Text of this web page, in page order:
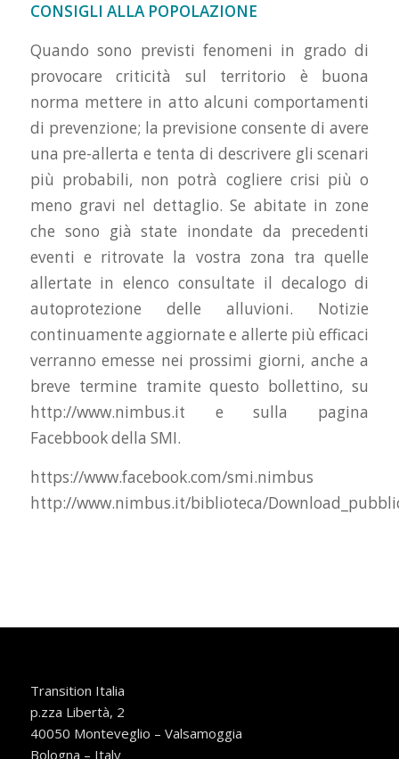
CONSIGLI ALLA POPOLAZIONE
Quando sono previsti fenomeni in grado di
provocare criticità sul territorio è buona
norma mettere in atto alcuni comportamenti
di prevenzione; la previsione consente di avere
una pre-allerta e tenta di descrivere gli scenari
più probabili, non potrà cogliere crisi più o
meno gravi nel dettaglio. Se abitate in zone
che sono già state inondate da precedenti
eventi e ritrovate la vostra zona tra quelle
allertate in elenco consultate il decalogo di
autoprotezione delle alluvioni. Notizie
continuamente aggiornate e allerte più efficaci
verranno emesse nei prossimi giorni, anche a
breve termine tramite questo bollettino, su
http://www.nimbus.it e sulla pagina
Facebbook della SMI.
https://www.facebook.com/smi.nimbus
http://www.nimbus.it/biblioteca/
Transition Italia
p.zza Libertà, 2
40050 Monteveglio – Valsamoggia
Bologna – Italy